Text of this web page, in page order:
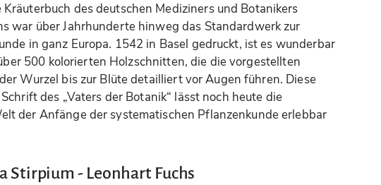
Kräuterbuch des deutschen Mediziners und Botanikers
war über Jahrhunderte hinweg das Standardwerk zur
in ganz Europa. 1542 in Basel gedruckt, ist es wunderbar
500 kolorierten Holzschnitten, die die vorgestellten
Wurzel bis zur Blüte detailliert vor Augen führen. Diese
des „Vaters der Botanik“ lässt noch heute die
der Anfänge der systematischen Pflanzenkunde erlebbar
Stirpium - Leonhart Fuchs